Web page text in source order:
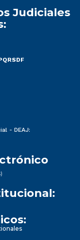
Judiciales
- DEAJ: